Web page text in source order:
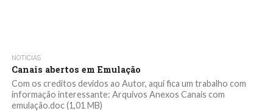
NOTICIAS
Canais abertos em Emulação
Com os creditos devidos ao Autor, aqui fica um trabalho com
informação interessante: Arquivos Anexos Canais com
emulação.doc (1,01 MB)